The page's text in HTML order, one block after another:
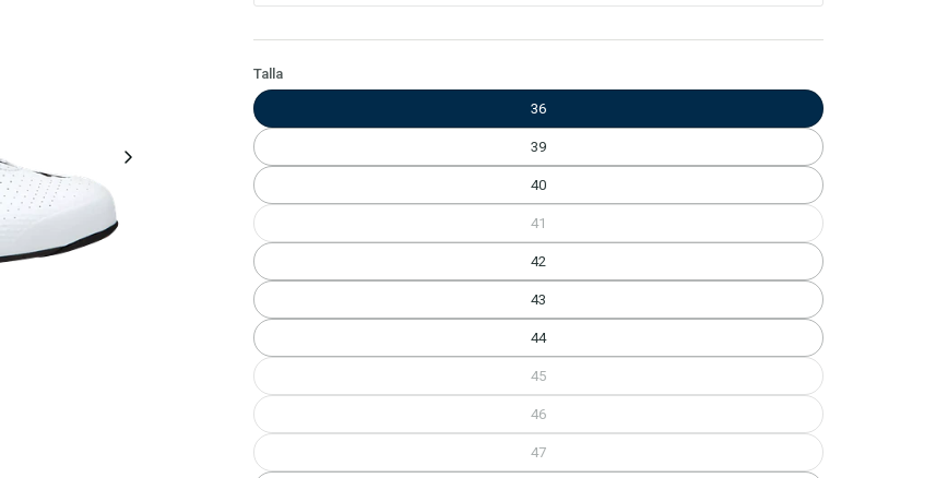
Talla
36
39
40
41
42
43
44
45
46
47